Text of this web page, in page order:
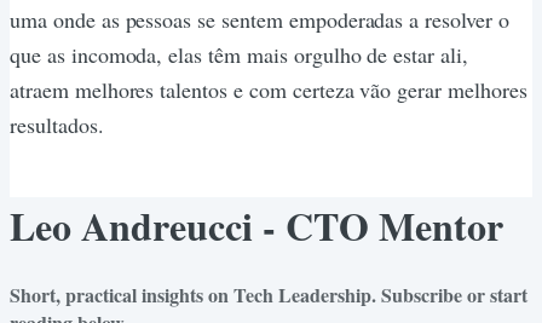
uma onde as pessoas se sentem empoderadas a resolver o
que as incomoda, elas têm mais orgulho de estar ali,
atraem melhores talentos e com certeza vão gerar melhores
resultados.
Leo Andreucci - CTO Mentor
Short, practical insights on Tech Leadership. Subscribe or start